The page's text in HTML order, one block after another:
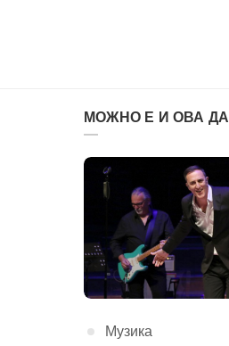
МОЖНО Е И ОВА
КАтегорија
Музика